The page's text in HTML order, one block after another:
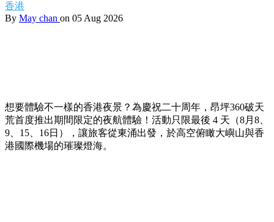
香港
By May chan on 05 Aug 2026
想要體驗不一樣的香港夜景？為慶祝二十周年，昂坪360破天
荒首度推出期間限定的夜航體驗！活動只限最後 4 天（8月8、
9、15、16日），讓旅客從東涌出發，於高空俯瞰大嶼山與香
港國際機場的璀璨燈海。